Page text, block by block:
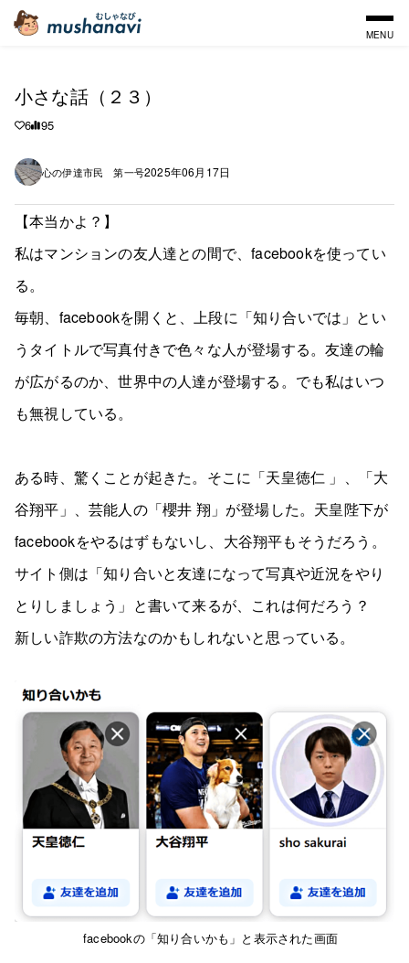
MENU
小さな話（２３）
6 95
心の伊達市民 第一号2025年06月17日
【本当かよ？】
私はマンションの友人達との間で、facebookを使ってい
る。
毎朝、facebookを開くと、上段に「知り合いでは」とい
うタイトルで写真付きで色々な人が登場する。友達の輪
が広がるのか、世界中の人達が登場する。でも私はいつ
も無視している。
ある時、驚くことが起きた。そこに「天皇徳仁 」、「大
谷翔平」、芸能人の「櫻井 翔」が登場した。天皇陛下が
facebookをやるはずもないし、大谷翔平もそうだろう。
サイト側は「知り合いと友達になって写真や近況をやり
とりしましょう」と書いて来るが、これは何だろう？
新しい詐欺の方法なのかもしれないと思っている。
facebookの「知り合いかも」と表示された画面